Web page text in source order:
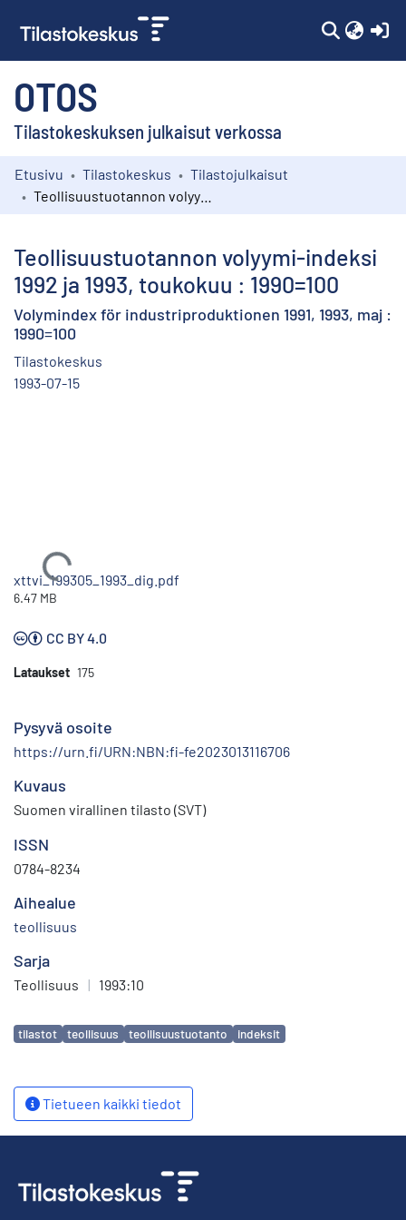
OTOS
Tilastokeskuksen julkaisut verkossa
Kokoelmat
Etusivu Tilastokeskus
Tilastojulkaisut
Teollisuustuotannon volyymi-indeksi
1992 ja 1993, toukokuu : 1990=100
Volymindex för industriproduktionen 1991, 1993, maj :
1990=100
Tilastokeskus
1993-07-15
Ladataan...
xttvi_199305_1993_dig.pdf
6.47 MB
CC BY 4.0
Lataukset 175
Pysyvä osoite
https://urn.fi/URN:NBN:fi-fe2023013116706
Kuvaus
Suomen virallinen tilasto (SVT)
ISSN
0784-8234
Aihealue
teollisuus
Sarja
Teollisuus | 1993:10
Avainsanat
tilastot teollisuus teollisuustuotanto indeksit
Tietueen kaikki tiedot